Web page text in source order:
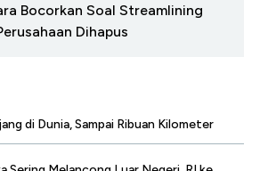
Bocorkan Soal Streamlining
Dihapus
di Dunia, Sampai Ribuan Kilometer